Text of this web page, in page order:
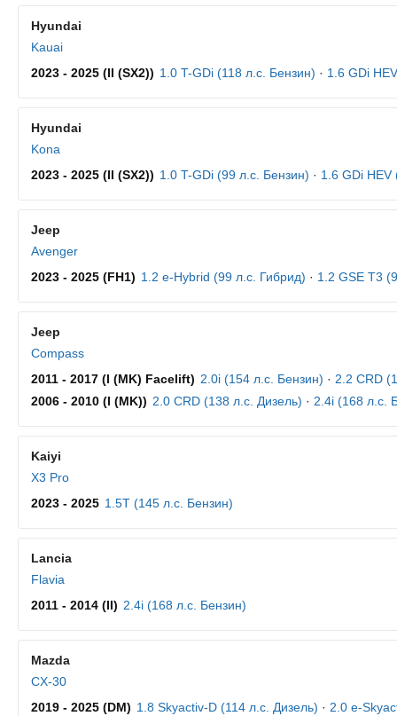
Hyundai
Kauai
2023 - 2025 (II (SX2)) 1.0 T-GDi (118 л.с. Бензин) · 1.6 GDi
Hyundai
Kona
2023 - 2025 (II (SX2)) 1.0 T-GDi (99 л.с. Бензин) · 1.6 GDi HEV
Jeep
Avenger
2023 - 2025 (FH1) 1.2 e-Hybrid (99 л.с. Гибрид) · 1.2 GSE T3
Jeep
Compass
2011 - 2017 (I (MK) Facelift) 2.0i (154 л.с. Бензин) · 2.2 CRD
2006 - 2010 (I (MK)) 2.0 CRD (138 л.с. Дизель) · 2.4i (168 л.с.
Kaiyi
X3 Pro
2023 - 2025 1.5T (145 л.с. Бензин)
Lancia
Flavia
2011 - 2014 (II) 2.4i (168 л.с. Бензин)
Mazda
CX-30
2019 - 2025 (DM) 1.8 Skyactiv-D (114 л.с. Дизель) · 2.0 e-